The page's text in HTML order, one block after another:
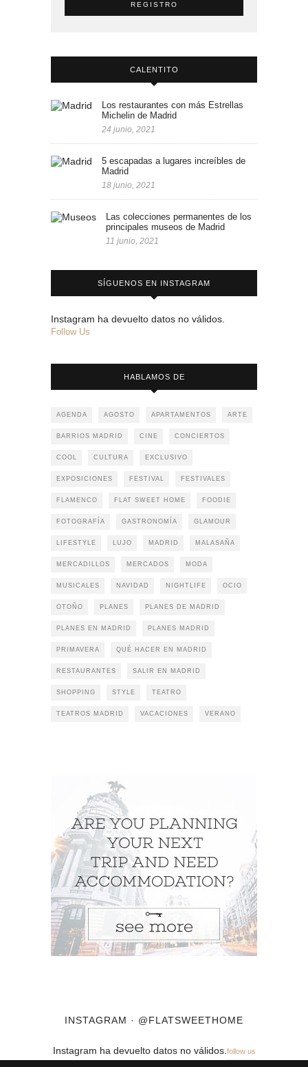
CALENTITO
Los restaurantes con más Estrellas
Michelin de Madrid
24 junio, 2021
5 escapadas a lugares increíbles de
Madrid
18 junio, 2021
Las colecciones permanentes de los
principales museos de Madrid
11 junio, 2021
SÍGUENOS EN INSTAGRAM
Instagram ha devuelto datos no válidos.
Follow Us
HABLAMOS DE
AGENDA AGOSTO APARTAMENTOS ARTE
BARRIOS MADRID CINE CONCIERTOS
COOL CULTURA EXCLUSIVO
EXPOSICIONES FESTIVAL FESTIVALES
FLAMENCO FLAT SWEET HOME FOODIE
FOTOGRAFÍA GASTRONOMÍA GLAMOUR
LIFESTYLE LUJO MADRID MALASAÑA
MERCADILLOS MERCADOS MODA
MUSICALES NAVIDAD NIGHTLIFE OCIO
OTOÑO PLANES PLANES DE MADRID
PLANES EN MADRID PLANES MADRID
PRIMAVERA QUÉ HACER EN MADRID
RESTAURANTES SALIR EN MADRID
SHOPPING STYLE TEATRO
TEATROS MADRID VACACIONES VERANO
INSTAGRAM · @FLATSWEETHOME
Instagram ha devuelto datos no válidos.follow us